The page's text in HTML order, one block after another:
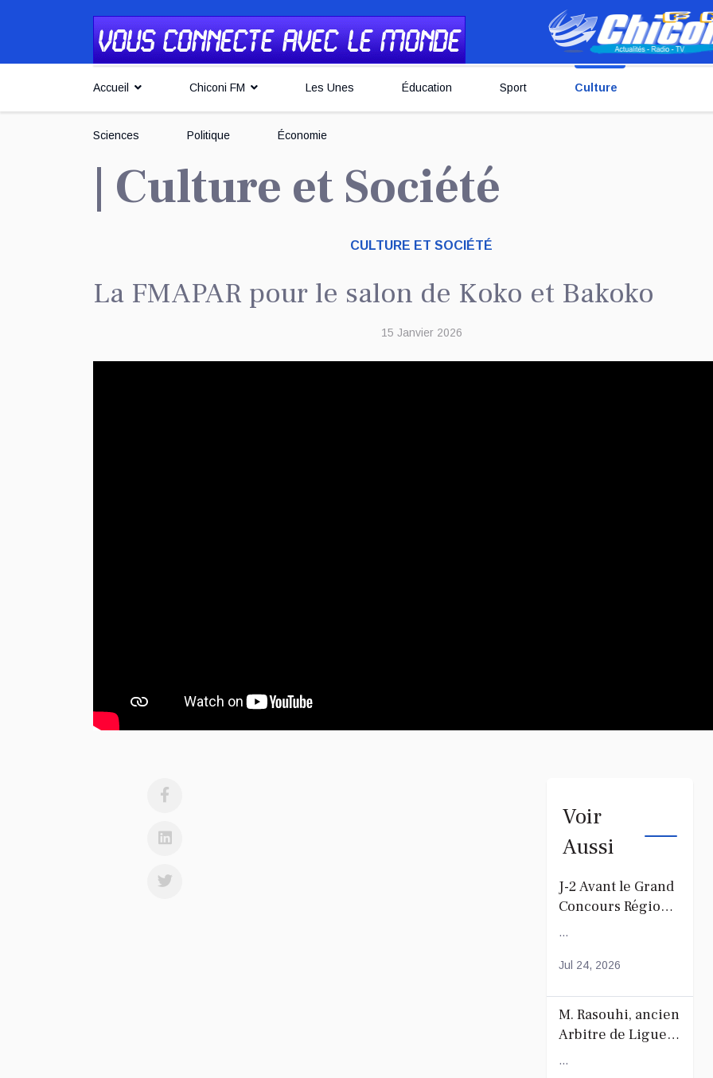
Accueil Chiconi FM Les Unes Éducation Sport Culture
Sciences Politique Économie
| Culture et Société
CULTURE ET SOCIÉTÉ
La FMAPAR pour le salon de Koko et Bakoko
15 Janvier 2026
Voir
Aussi
J-2 Avant le Grand
Concours Régional
...
Jul 24, 2026
M. Rasouhi, ancien
Arbitre de Ligue
...